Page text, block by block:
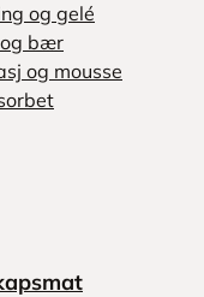
og gelé
bær
og mousse